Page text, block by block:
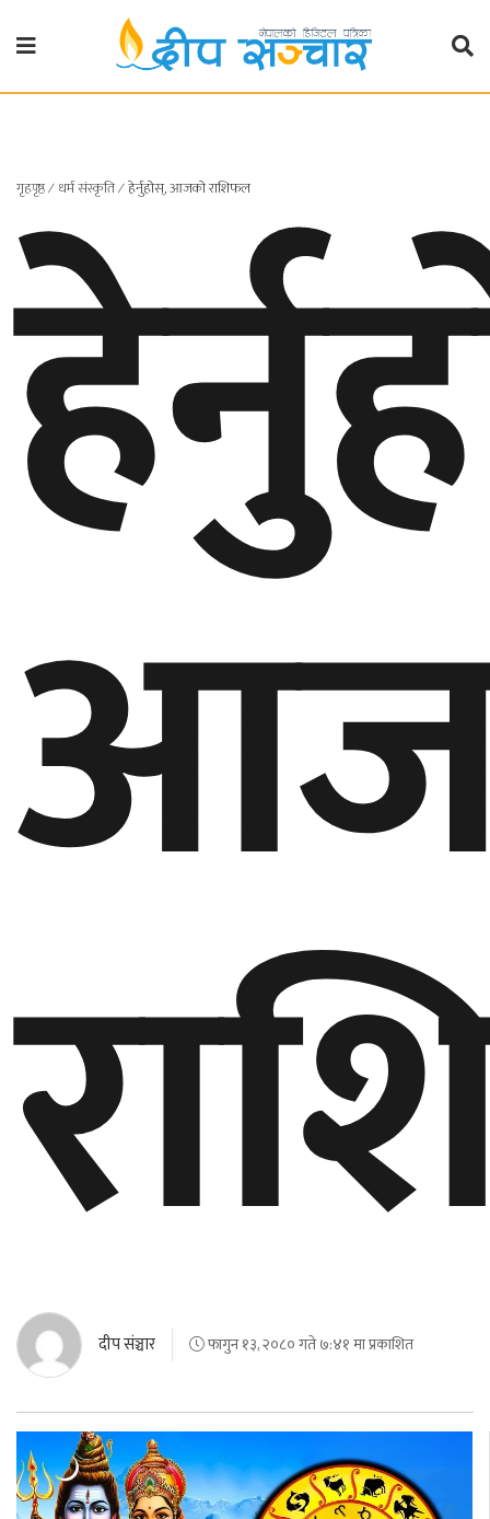
गृहपृष्ठ
प्रदेश
खबर
प्रदेश
१
प्रदेश
बाग्मती
प्रदेश
गण्डकी
कर्णाली
प्रदेश
सुदूरपश्चिम
प्रदेश
समाज
ब्लग
कला/
साहित्य
अमेरिका
एसिया
यूरोप
बेलायत
गृहपृष्ठ∕धर्म संस्कृति∕हेर्नुहोस्, आजको राशिफल
दीप संञ्चार फागुन १३, २०८० गते ७:४१ मा प्रकाशित